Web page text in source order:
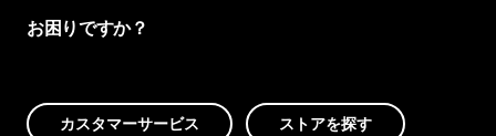
お困りですか？
カスタマーサービス ストアを探す